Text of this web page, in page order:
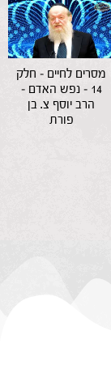
מסרים לחיים – חלק
14 – נפש האדם –
הרב יוסף צ. בן
פורת